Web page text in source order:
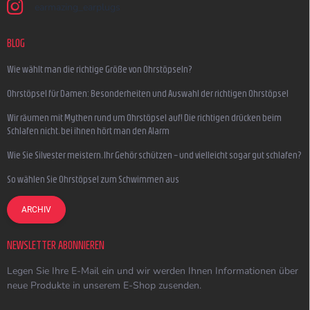
earmazing_earplugs
BLOG
Wie wählt man die richtige Größe von Ohrstöpseln?
Ohrstöpsel für Damen: Besonderheiten und Auswahl der richtigen Ohrstöpsel
Wir räumen mit Mythen rund um Ohrstöpsel auf! Die richtigen drücken beim
Schlafen nicht, bei ihnen hört man den Alarm
Wie Sie Silvester meistern, Ihr Gehör schützen – und vielleicht sogar gut schlafen?
So wählen Sie Ohrstöpsel zum Schwimmen aus
ARCHIV
NEWSLETTER ABONNIEREN
Legen Sie Ihre E-Mail ein und wir werden Ihnen Informationen über
neue Produkte in unserem E-Shop zusenden.